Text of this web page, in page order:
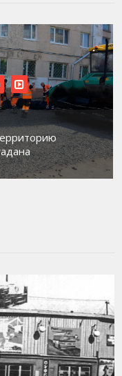
проекту по
из групп